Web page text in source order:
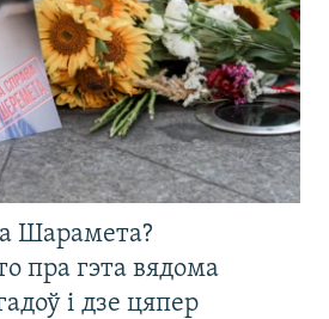
Шарамета?
пра гэта вядома
і дзе цяпер